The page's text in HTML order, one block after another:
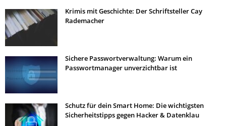
Krimis mit Geschichte: Der Schriftsteller Cay
Rademacher
Sichere Passwortverwaltung: Warum ein
Passwortmanager unverzichtbar ist
Schutz für dein Smart Home: Die wichtigsten
Sicherheitstipps gegen Hacker & Datenklau